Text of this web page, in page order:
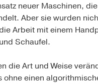
neuer Maschinen,
Aber sie wurden
Arbeit mit einem
Schaufel.
die Art und Weise
einen